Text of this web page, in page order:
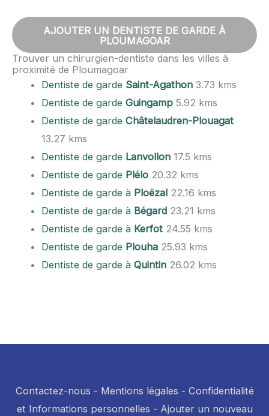
AJOUTER UN DENTISTE DE GARDE À
PLOUMAGOAR
Trouver un chirurgien-dentiste dans les villes à
proximité de Ploumagoar
Dentiste de garde Saint-Agathon 3.73 kms
Dentiste de gardeGuingamp 5.92 kms
Dentiste de gardeChâtelaudren-Plouagat
13.27 kms
Dentiste de garde Lanvollon 17.5 kms
Dentiste de garde Plélo 20.32 kms
Dentiste de garde à Ploëzal 22.16 kms
Dentiste de garde à Bégard 23.21 kms
Dentiste de garde à Kerfot 24.55 kms
Dentiste de garde Plouha 25.93 kms
Dentiste de garde àQuintin 26.02 kms
Contactez-nous - Mentions légales - Confidentialité
et Informations personnelles - Ajouter un nouveau